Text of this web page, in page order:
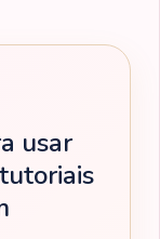
usar